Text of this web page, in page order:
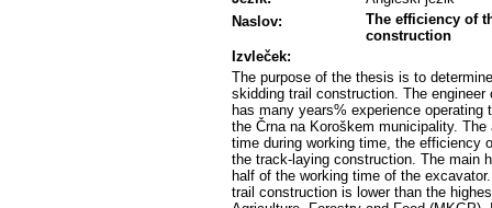
Naslov:
The efficiency of
construction
Izvleček:
The purpose of the thesis is to
skidding trail construction. The
has many years% experience
the Črna na Koroškem municipality.
time during working time, the efficiency
the track-laying construction. The main
half of the working time of the
trail construction is lower than the